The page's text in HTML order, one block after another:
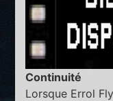
Continuité
Lorsque Errol